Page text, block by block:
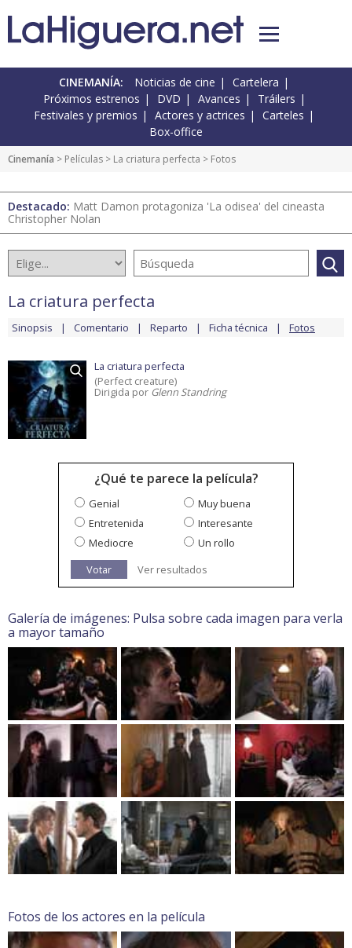
CINEMANÍA: Noticias de cine
Cartelera
Próximos estrenos
DVD Avances
Tráilers
Festivales y premios
Actores y actrices
Carteles
Box-office
Cinemanía > Películas > La criatura perfecta > Fotos
Destacado: Matt Damon protagoniza 'La odisea' del cineasta
Christopher Nolan
La criatura perfecta
Sinopsis Comentario Reparto Ficha técnica Fotos
La criatura perfecta
(Perfect creature)
Dirigida por Glenn Standring
¿Qué te parece la película?
Genial
Muy buena
Entretenida
Interesante
Mediocre
Un rollo
Votar
Ver resultados
Galería de imágenes: Pulsa sobre cada imagen para verla
a mayor tamaño
Fotos de los actores en la película